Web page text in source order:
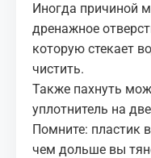
Иногда причиной
дренажное
которую стекает
чистить.
Также пахнуть
уплотнитель на
Помните: пластик
чем дольше вы